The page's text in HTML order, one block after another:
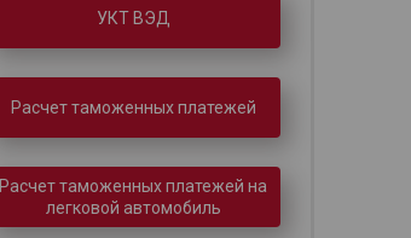
УКТ ВЭД
Расчет таможенных платежей
Расчет таможенных платежей на
легковой автомобиль